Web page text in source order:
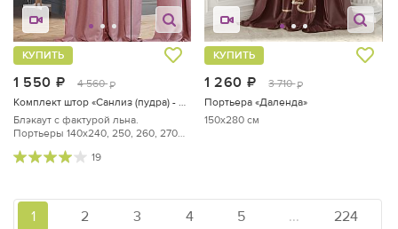
1 550 руб.
4 560 руб.
КУПИТЬ
Комплект штор «Санлиз (пудра) - 270 см»
Блэкаут с фактурой льна.
Портьеры 140х240, 250, 260, 270
19
1 260 руб.
3 710 руб.
КУПИТЬ
Портьера «Даленда»
150x280 см
1 2 3 4 5 ... 224